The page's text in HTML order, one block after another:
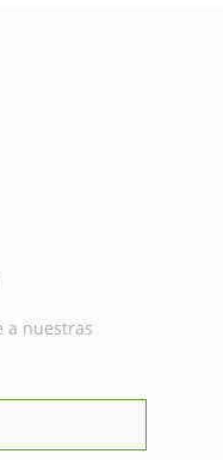
a nuestras